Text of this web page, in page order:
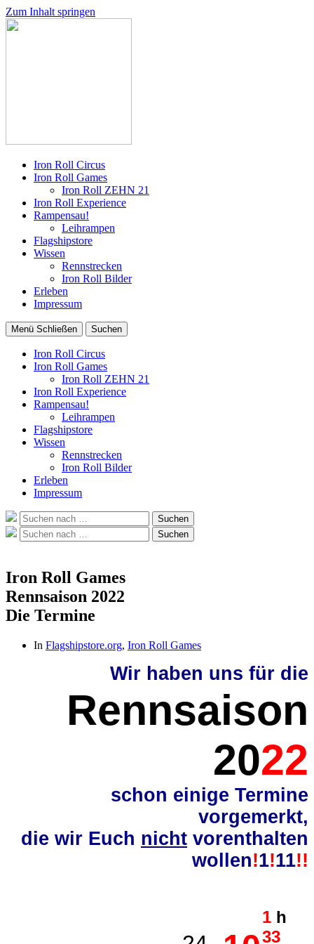
Zum Inhalt springen
Iron Roll Circus
Iron Roll Games
Iron Roll ZEHN 21
Iron Roll Experience
Rampensau!
Leihrampen
Flagshipstore
Wissen
Rennstrecken
Iron Roll Bilder
Erleben
Impressum
Menü Schließen Suchen
Iron Roll Circus
Iron Roll Games
Iron Roll ZEHN 21
Iron Roll Experience
Rampensau!
Leihrampen
Flagshipstore
Wissen
Rennstrecken
Iron Roll Bilder
Erleben
Impressum
Suche
nach:
Suchen
Suche
nach:
Suchen
Iron Roll Games
Rennsaison 2022
Die Termine
In Flagshipstore.org, Iron Roll Games
Wir haben uns für die
Rennsaison
2022
schon einige Termine
vorgemerkt,
die wir Euch nicht vorenthalten
wollen!1!11!!
1 h
33